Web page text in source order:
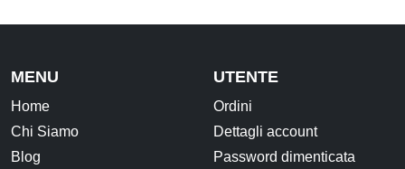
Henné
MENU
Home
Chi Siamo
Blog
UTENTE
Ordini
Dettagli account
Password dimenticata